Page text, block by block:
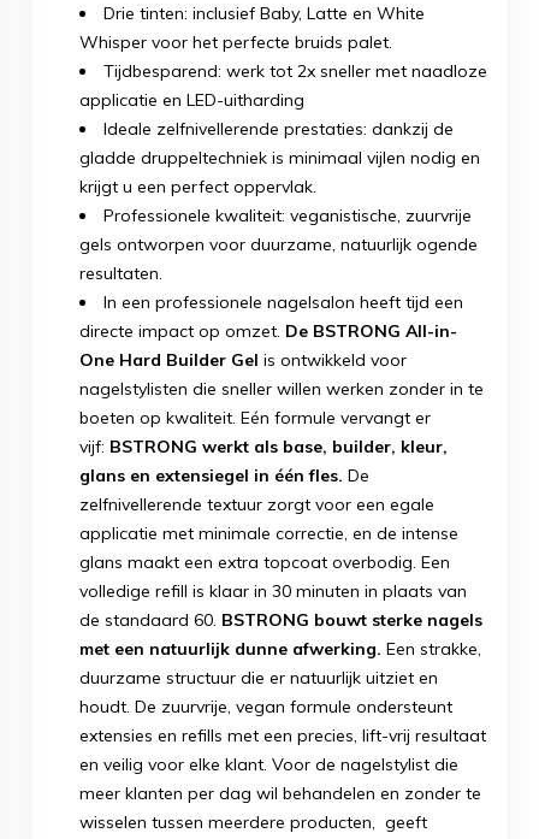
Drie tinten: inclusief Baby, Latte en White
Whisper voor het perfecte bruids palet.
Tijdbesparend: werk tot 2x sneller met naadloze
applicatie en LED-uitharding
Ideale zelfnivellerende prestaties: dankzij de
gladde druppeltechniek is minimaal vijlen nodig en
krijgt u een perfect oppervlak.
Professionele kwaliteit: veganistische, zuurvrije
gels ontworpen voor duurzame, natuurlijk ogende
resultaten.
In een professionele nagelsalon heeft tijd een
directe impact op omzet. De BSTRONG All-in-
One Hard Builder Gel is ontwikkeld voor
nagelstylisten die sneller willen werken zonder in te
boeten op kwaliteit. Eén formule vervangt er
vijf: BSTRONG werkt als base, builder, kleur,
glans en extensiegel in één fles. De
zelfnivellerende textuur zorgt voor een egale
applicatie met minimale correctie, en de intense
glans maakt een extra topcoat overbodig. Een
volledige refill is klaar in 30 minuten in plaats van
de standaard 60. BSTRONG bouwt sterke nagels
met een natuurlijk dunne afwerking. Een strakke,
duurzame structuur die er natuurlijk uitziet en
houdt. De zuurvrije, vegan formule ondersteunt
extensies en refills met een precies, lift-vrij resultaat
en veilig voor elke klant. Voor de nagelstylist die
meer klanten per dag wil behandelen en zonder te
wisselen tussen meerdere producten, geeft